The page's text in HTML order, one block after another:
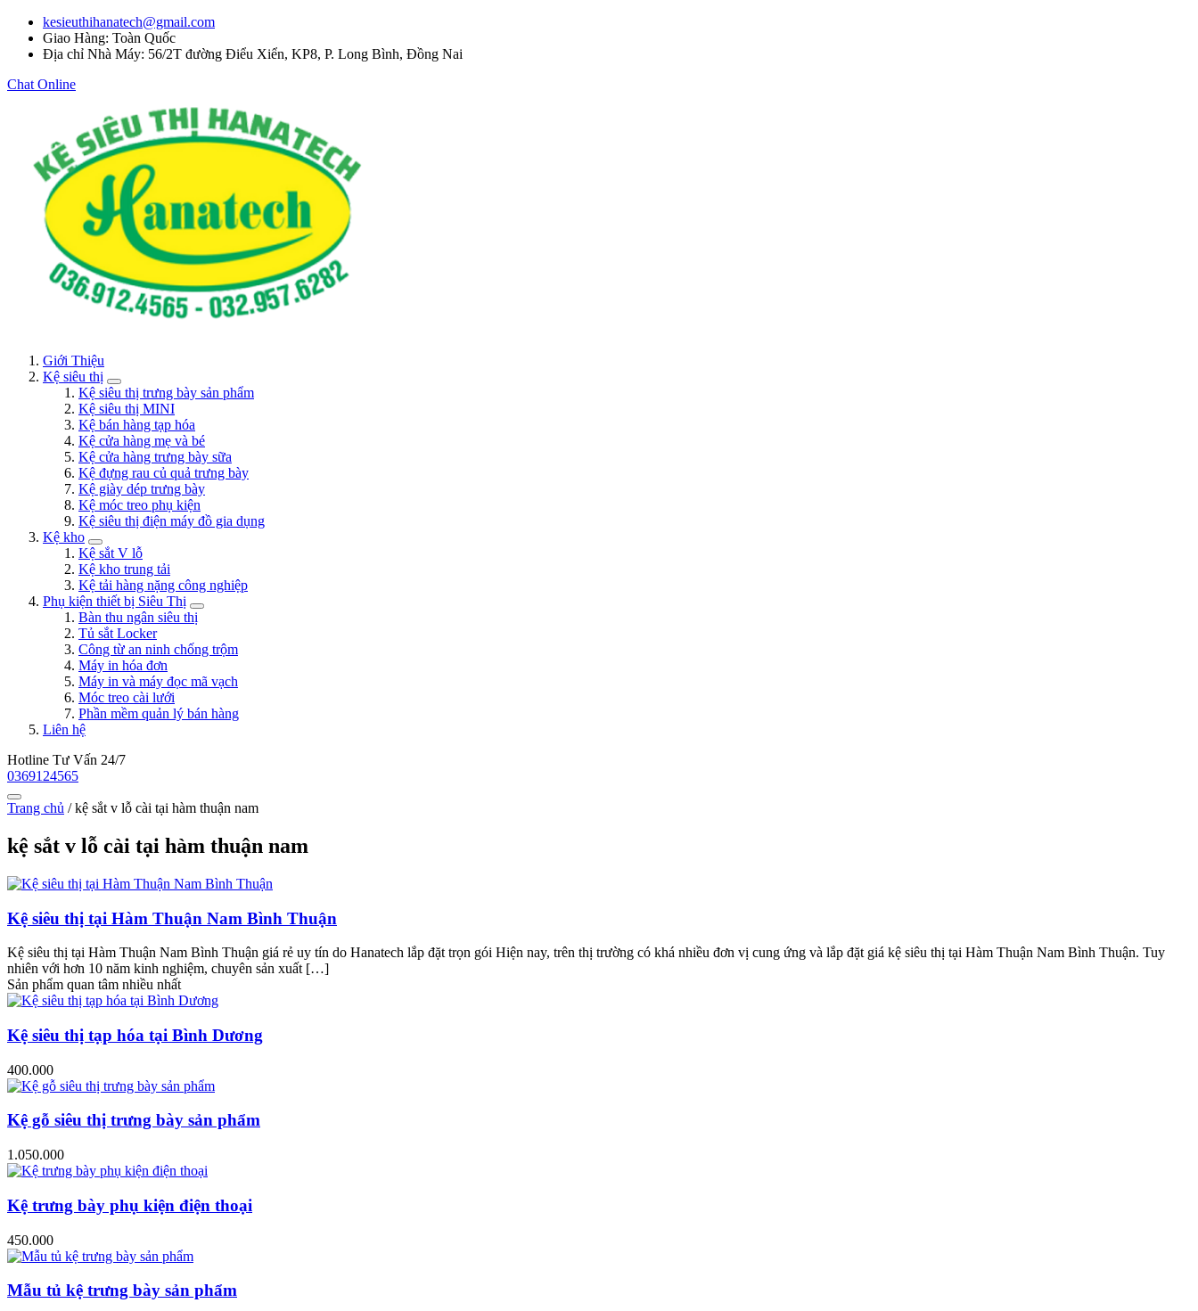
kesieuthihanatech@gmail.com
Giao Hàng: Toàn Quốc
Địa chỉ Nhà Máy: 56/2T đường Điểu Xiển, KP8, P. Long Bình, Đồng Nai
Chat Online
Giới Thiệu
Kệ siêu thị
Kệ siêu thị trưng bày sản phẩm
Kệ siêu thị MINI
Kệ bán hàng tạp hóa
Kệ cửa hàng mẹ và bé
Kệ cửa hàng trưng bày sữa
Kệ đựng rau củ quả trưng bày
Kệ giày dép trưng bày
Kệ móc treo phụ kiện
Kệ siêu thị điện máy đồ gia dụng
Kệ kho
Kệ sắt V lỗ
Kệ kho trung tải
Kệ tải hàng nặng công nghiệp
Phụ kiện thiết bị Siêu Thị
Bàn thu ngân siêu thị
Tủ sắt Locker
Công từ an ninh chống trộm
Máy in hóa đơn
Máy in và máy đọc mã vạch
Móc treo cài lưới
Phần mềm quản lý bán hàng
Liên hệ
Hotline Tư Vấn 24/7
0369124565
Trang chủ /kệ sắt v lỗ cài tại hàm thuận nam
kệ sắt v lỗ cài tại hàm thuận nam
Kệ siêu thị tại Hàm Thuận Nam Bình Thuận
Kệ siêu thị tại Hàm Thuận Nam Bình Thuận giá rẻ uy tín do Hanatech lắp đặt trọn gói Hiện nay, trên thị trường có khá nhiều đơn vị cung ứng và lắp đặt giá kệ siêu thị tại Hàm Thuận Nam Bình Thuận. Tuy
nhiên với hơn 10 năm kinh nghiệm, chuyên sản xuất […]
Sản phẩm quan tâm nhiều nhất
Kệ siêu thị tạp hóa tại Bình Dương
400.000
Kệ gỗ siêu thị trưng bày sản phẩm
1.050.000
Kệ trưng bày phụ kiện điện thoại
450.000
Mẫu tủ kệ trưng bày sản phẩm